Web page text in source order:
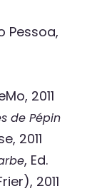
Pessoa,
2011
de Pépin
2011
, Ed.
2011